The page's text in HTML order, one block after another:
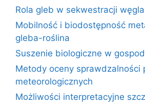
Rola gleb w sekwestracji węgla
Mobilność i biodostępność
gleba-roślina
Suszenie biologiczne w
Metody oceny sprawdzalności
meteorologicznych
Możliwości interpretacyjne